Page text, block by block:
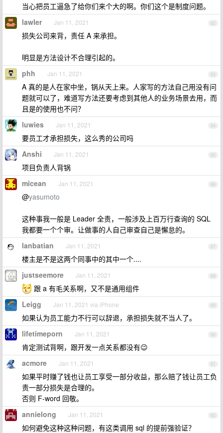
当心把员工逼急了给你们来个大的啊。你们这个是制度问题。
82
lawler Jan 11, 2021
损失公司来背，责任 A 来承担。
明显是方法设计不合理引起的。
83
phh Jan 11, 2021
A 真的是人在家中坐，锅从天上来。人家写的方法自己用没有问
题就可以了，难道写方法还要考虑到其他人的业务场景去用，而
且是的使用也不问？
84
luwies Jan 11, 2021
要员工才承担损失，这么秀的公司吗
85
Anshi Jan 11, 2021
项目负责人背锅
86
micean Jan 11, 2021
@yasumoto
这种事我一般是 Leader 全责，一般涉及上百万行查询的 SQL
我都要一个个审。让做事的人自己审查自己是懈怠的。
87
lanbatian Jan 11, 2021
楼主是不是这两个同事中的其中一个....
88
justseemore Jan 11, 2021
跟 a 有毛关系啊，又不是通用组件
89
Leigg Jan 11, 2021 via iPhone
如果认为员工能力不行可以辞退，承担损失就不当人了。
90
lifetimeporn Jan 11, 2021
肯定测试背啊，跟开发一点关系都没有😉
91
acmore Jan 11, 2021
如果平时赚了钱也让员工享受一部分收益，那么赔了钱让员工负
责一部分损失是合理的。
否则 F-word 回敬。
92
annielong Jan 11, 2021
如何避免这种这种问题，有这类调用 sql 的提前强验证？